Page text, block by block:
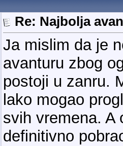
Re: Najbolja
Ja mislim da je
avanturu zbog
postoji u zanru.
lako mogao
svih vremena. A
definitivno